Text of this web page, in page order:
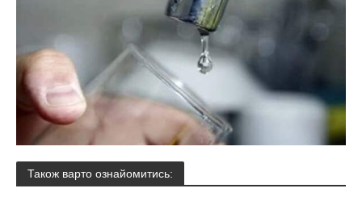
Також варто ознайомитись: